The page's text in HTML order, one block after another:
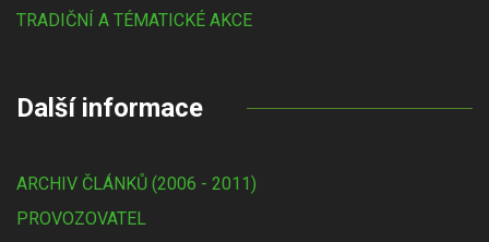
TRADIČNÍ A TÉMATICKÉ AKCE
Další informace
ARCHIV ČLÁNKŮ (2006 - 2011)
PROVOZOVATEL